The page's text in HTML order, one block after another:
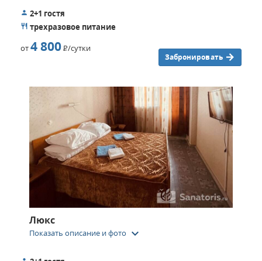
2+1 гостя
трехразовое питание
от4 800Р/сутки
Забронировать
Люкс
Показать описание и фото keyboard_arrow_down